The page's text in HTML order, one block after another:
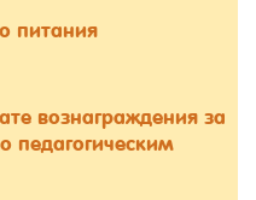
питания
вознаграждения за
педагогическим